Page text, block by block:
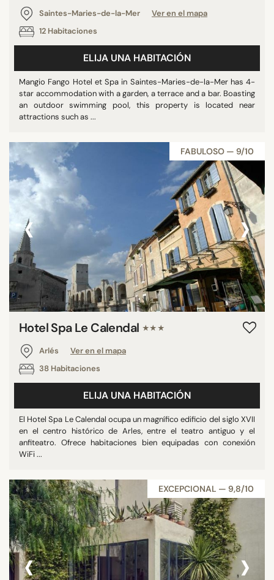
Saintes-Maries-de-la-Mer
Ver en el mapa
12 Habitaciones
ELIJA UNA HABITACIÓN
Mangio Fango Hotel et Spa in Saintes-Maries-de-la-Mer has 4-
star accommodation with a garden, a terrace and a bar. Boasting
an outdoor swimming pool, this property is located near
attractions such as ...
FABULOSO — 9/10
‹ ›
Hotel Spa Le Calendal ★★★
Arlés
Ver en el mapa
38 Habitaciones
ELIJA UNA HABITACIÓN
El Hotel Spa Le Calendal ocupa un magnífico edificio del siglo XVII
en el centro histórico de Arles, entre el teatro antiguo y el
anfiteatro. Ofrece habitaciones bien equipadas con conexión
WiFi ...
EXCEPCIONAL — 9,8/10
‹ ›